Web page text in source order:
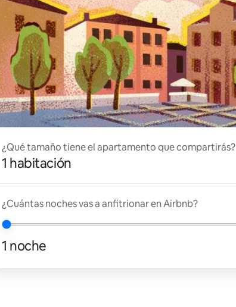
¿Qué tamaño tiene el apartamento que compartirás?
1 habitación
¿Cuántas noches vas a anfitrionar en Airbnb?
1 noche